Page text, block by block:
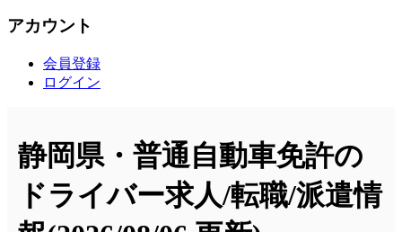
アカウント
会員登録
ログイン
静岡県・普通自動車免許の
ドライバー求人/転職/派遣情